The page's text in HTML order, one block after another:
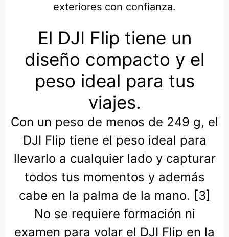
exteriores con confianza.
El DJI Flip tiene un
diseño compacto y el
peso ideal para tus
viajes.
Con un peso de menos de 249 g, el
DJI Flip tiene el peso ideal para
llevarlo a cualquier lado y capturar
todos tus momentos y además
cabe en la palma de la mano. [3]
No se requiere formación ni
examen para volar el DJI Flip en la